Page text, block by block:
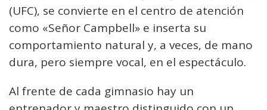
(UFC), se convierte en el centro de atención
como «Señor Campbell» e inserta su
comportamiento natural y, a veces, de mano
dura, pero siempre vocal, en el espectáculo.
Al frente de cada gimnasio hay un